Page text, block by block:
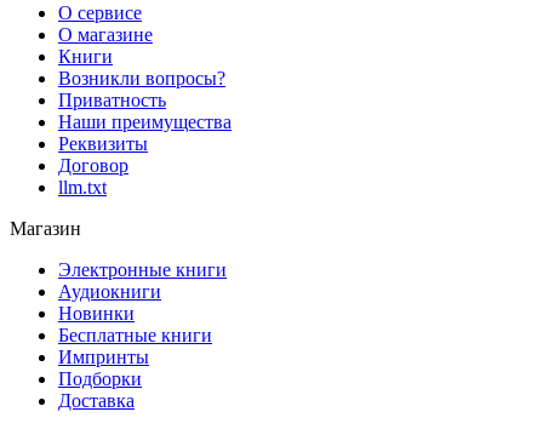
О сервисе
О магазине
Книги
Возникли вопросы?
Приватность
Наши преимущества
Реквизиты
Договор
llm.txt
Магазин
Электронные книги
Аудиокниги
Новинки
Бесплатные книги
Импринты
Подборки
Доставка